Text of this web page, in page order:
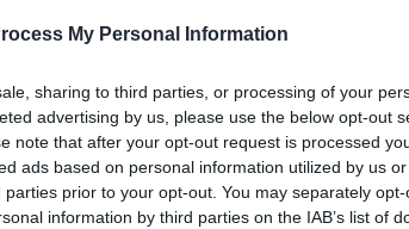
My Personal Information
sharing to third parties, or processing of your
advertising by us, please use the below opt-out
note that after your opt-out request is processed
ads based on personal information utilized by us
prior to your opt-out. You may separately
information by third parties on the IAB’s list of
a szöveggeneráló
a chatbotok (11%).